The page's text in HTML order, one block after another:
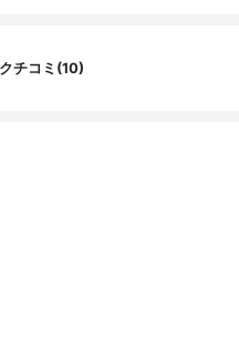
チコミ(10)